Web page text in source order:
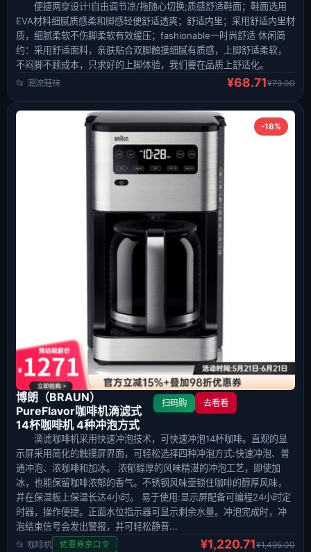
便捷两穿设计!自由调节凉/拖随心切换;质感舒适鞋面；鞋面选用
EVA材料细腻质感柔和脚感轻便舒适透爽；舒适内里；采用舒适内里材
质，细腻柔软不伤脚柔软有效缓压；fashionable一时尚舒适 休闲简
约：采用舒适面料，亲肤贴合双脚触摸细腻有质感，上脚舒适柔软，
不闷脚不顾成本，只求好的上脚体验，我们要在品质上舒适化。
📂 潮流鞋袜 ¥68.71¥79.00
-18%
博朗（BRAUN）
PureFlavor咖啡机滴滤式
14杯咖啡机 4种冲泡方式
扫码购 去看看
滴滤咖啡机采用快速冲泡技术，可快速冲泡14杯咖啡。直观的显
示屏采用简化的触摸屏界面，可轻松选择四种冲泡方式:快速冲泡、普
通冲泡、浓咖啡和加冰。 浓郁醇厚的风味精湛的冲泡工艺，即使加
冰，也能保留咖啡浓郁的香气。不锈钢风味壶锁住咖啡的醇厚风味，
并在保温板上保温长达4小时。 易于使用:显示屏配备可编程24小时定
时器，操作便捷。正面水位指示器可显示剩余水量。冲泡完成时，冲
泡结束信号会发出警报，并可轻松静音...
📂 咖啡机 优惠券京口令 ¥1,220.71¥1,495.00